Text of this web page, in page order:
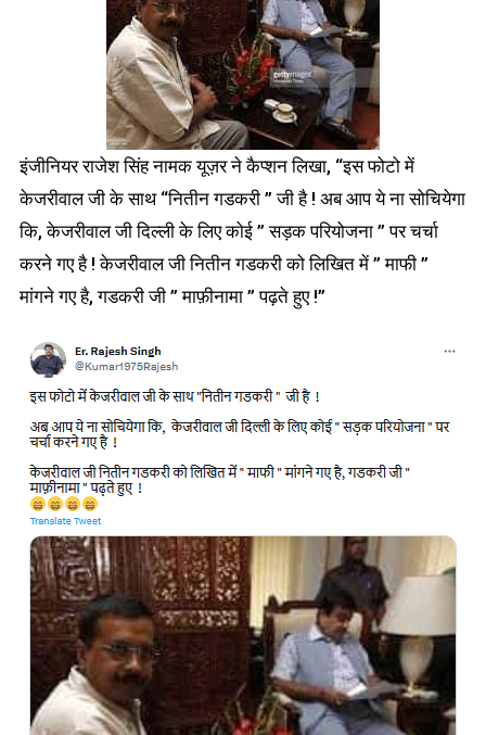
इंजीनियर राजेश सिंह नामक यूज़र ने कैप्शन लिखा, “इस फोटो में
केजरीवाल जी के साथ “नितीन गडकरी ” जी है ! अब आप ये ना सोचियेगा
कि, केजरीवाल जी दिल्ली के लिए कोई ” सड़क परियोजना ” पर चर्चा
करने गए है ! केजरीवाल जी नितीन गडकरी को लिखित में ” माफी ”
मांगने गए है, गडकरी जी ” माफ़ीनामा ” पढ़ते हुए !”